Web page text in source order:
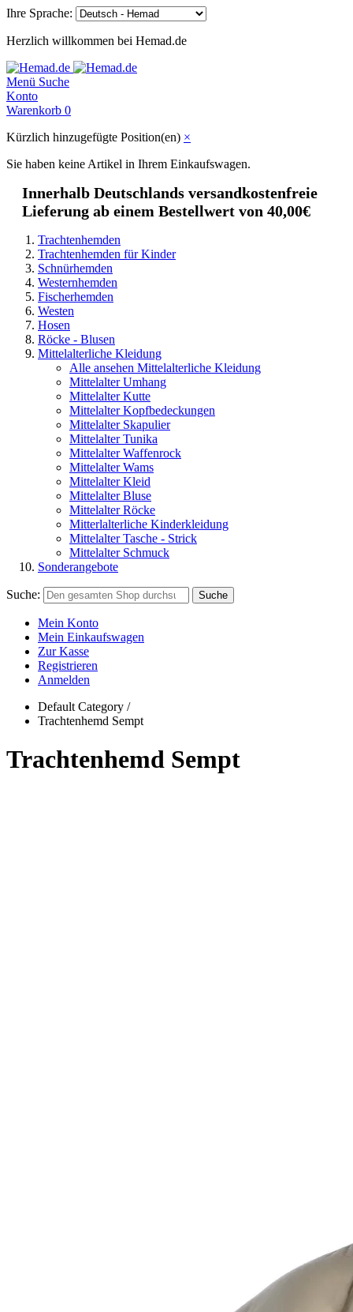
Ihre Sprache:
Herzlich willkommen bei Hemad.de
Menü Suche
Konto
Warenkorb 0
Kürzlich hinzugefügte Position(en) ×
Sie haben keine Artikel in Ihrem Einkaufswagen.
Innerhalb Deutschlands versandkostenfreie
Lieferung ab einem Bestellwert von 40,00€
Trachtenhemden
Trachtenhemden für Kinder
Schnürhemden
Westernhemden
Fischerhemden
Westen
Hosen
Röcke - Blusen
Mittelalterliche Kleidung
Alle ansehen Mittelalterliche Kleidung
Mittelalter Umhang
Mittelalter Kutte
Mittelalter Kopfbedeckungen
Mittelalter Skapulier
Mittelalter Tunika
Mittelalter Waffenrock
Mittelalter Wams
Mittelalter Kleid
Mittelalter Bluse
Mittelalter Röcke
Mitterlalterliche Kinderkleidung
Mittelalter Tasche - Strick
Mittelalter Schmuck
Sonderangebote
Suche: Suche
Mein Konto
Mein Einkaufswagen
Zur Kasse
Registrieren
Anmelden
Default Category /
Trachtenhemd Sempt
Trachtenhemd Sempt